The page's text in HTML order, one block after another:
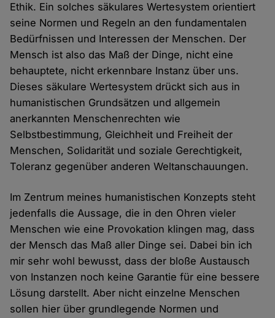
Ethik. Ein solches säkulares Wertesystem orientiert
seine Normen und Regeln an den fundamentalen
Bedürfnissen und Interessen der Menschen. Der
Mensch ist also das Maß der Dinge, nicht eine
behauptete, nicht erkennbare Instanz über uns.
Dieses säkulare Wertesystem drückt sich aus in
humanistischen Grundsätzen und allgemein
anerkannten Menschenrechten wie
Selbstbestimmung, Gleichheit und Freiheit der
Menschen, Solidarität und soziale Gerechtigkeit,
Toleranz gegenüber anderen Weltanschauungen.
Im Zentrum meines humanistischen Konzepts steht
jedenfalls die Aussage, die in den Ohren vieler
Menschen wie eine Provokation klingen mag, dass
der Mensch das Maß aller Dinge sei. Dabei bin ich
mir sehr wohl bewusst, dass der bloße Austausch
von Instanzen noch keine Garantie für eine bessere
Lösung darstellt. Aber nicht einzelne Menschen
sollen hier über grundlegende Normen und